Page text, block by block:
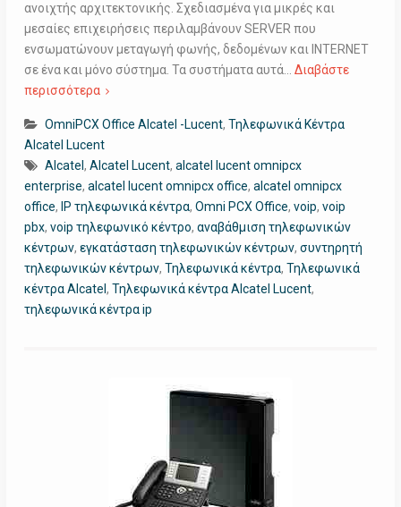
ανοιχτής αρχιτεκτονικής. Σχεδιασμένα για μικρές και
μεσαίες επιχειρήσεις περιλαμβάνουν SERVER που
ενσωματώνουν μεταγωγή φωνής, δεδομένων και INTERNET
σε ένα και μόνο σύστημα. Τα συστήματα αυτά… Διαβάστε
περισσότερα
OmniPCX Office Alcatel -Lucent, Τηλεφωνικά Κέντρα
Alcatel Lucent
Alcatel , Alcatel Lucent, alcatel lucent omnipcx
enterprise, alcatel lucent omnipcx office, alcatel omnipcx
office, IP τηλεφωνικά κέντρα, Omni PCX Office, voip, voip
pbx, voip τηλεφωνικό κέντρο, αναβάθμιση τηλεφωνικών
κέντρων, εγκατάσταση τηλεφωνικών κέντρων, συντηρητή
τηλεφωνικών κέντρων, Τηλεφωνικά κέντρα, Τηλεφωνικά
κέντρα Alcatel , Τηλεφωνικά κέντρα Alcatel Lucent,
τηλεφωνικά κέντρα ip